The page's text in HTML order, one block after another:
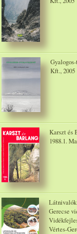
Kft., 2005
Karszt és
1988.1.
Látnivalók
Gerecse
Vértes-